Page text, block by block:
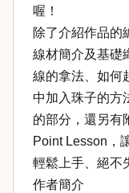
喔！
除了介紹作品的
線材簡介及基礎
線的拿法、如何
中加入珠子的方
的部分，還另有
Point Lesson，
輕鬆上手、絕不
作者簡介